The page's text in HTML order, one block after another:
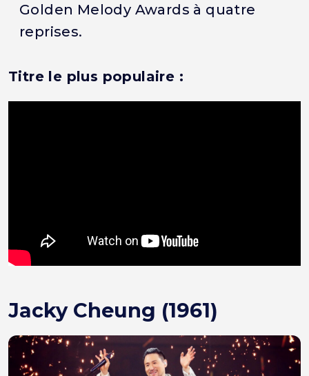
Golden Melody Awards à quatre
reprises.
Titre le plus populaire :
Jacky Cheung (1961)